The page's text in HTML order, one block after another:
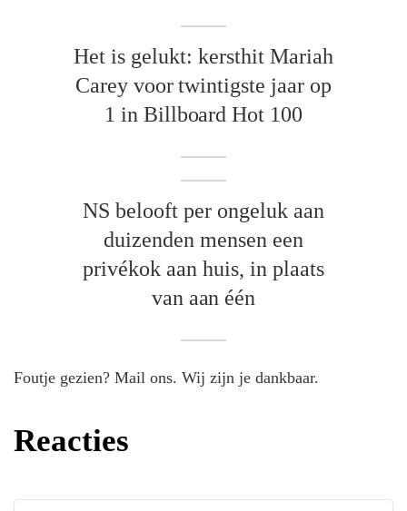
Het is gelukt: kersthit Mariah
Carey voor twintigste jaar op
1 in Billboard Hot 100
NS belooft per ongeluk aan
duizenden mensen een
privékok aan huis, in plaats
van aan één
Foutje gezien? Mail ons. Wij zijn je dankbaar.
Reacties